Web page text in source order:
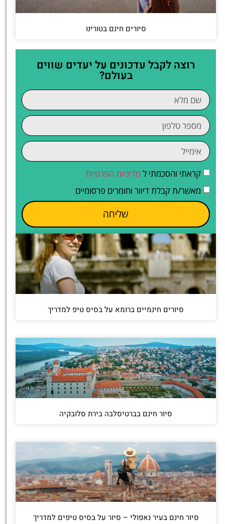
סיורים חינם בטורינו
רוצה לקבל עדכונים על יעדים שווים
בעולם?
קראתי והסכמתי ל מדיניות הפרטיות
מאשר/ת קבלת דיוור וחומרים פרסומיים
שליחה
סיורים חינמיים ברומא על בסיס טיפ למדריך
סיור חינם בברטיסלבה בירת סלובקיה
סיור חינם בעיר נאפולי – סיור על בסיס טיפים למדריך